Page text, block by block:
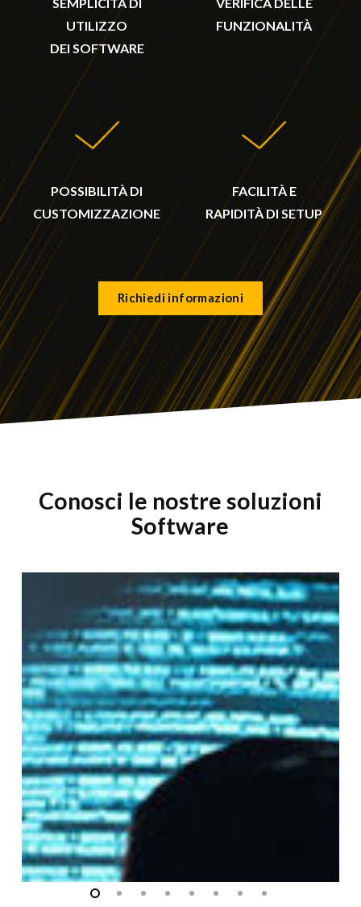
UTILIZZO
DEI SOFTWARE
FUNZIONALITÀ
POSSIBILITÀ DI
CUSTOMIZZAZIONE
FACILITÀ E
RAPIDITÀ DI SETUP
Richiedi informazioni
Conosci le nostre soluzioni
Software